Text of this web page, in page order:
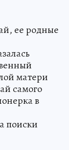
ее родные
матери
самого
в
поиски